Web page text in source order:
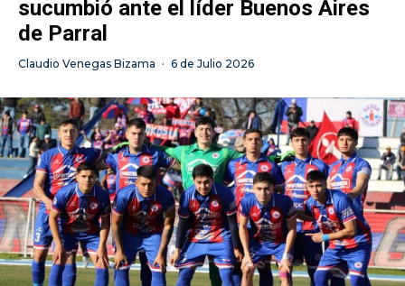
sucumbió ante el líder Buenos Aires
de Parral
Claudio Venegas Bizama · 6 de Julio 2026